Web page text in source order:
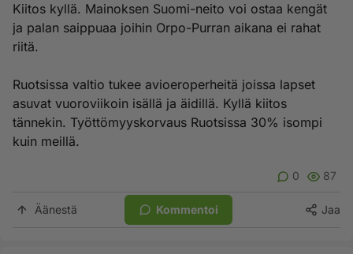
Kiitos kyllä. Mainoksen Suomi-neito voi ostaa kengät
ja palan saippuaa joihin Orpo-Purran aikana ei rahat
riitä.
Ruotsissa valtio tukee avioeroperheitä joissa lapset
asuvat vuoroviikoin isällä ja äidillä. Kyllä kiitos
tännekin. Työttömyyskorvaus Ruotsissa 30% isompi
kuin meillä.
0 87
Äänestä Kommentoi Jaa